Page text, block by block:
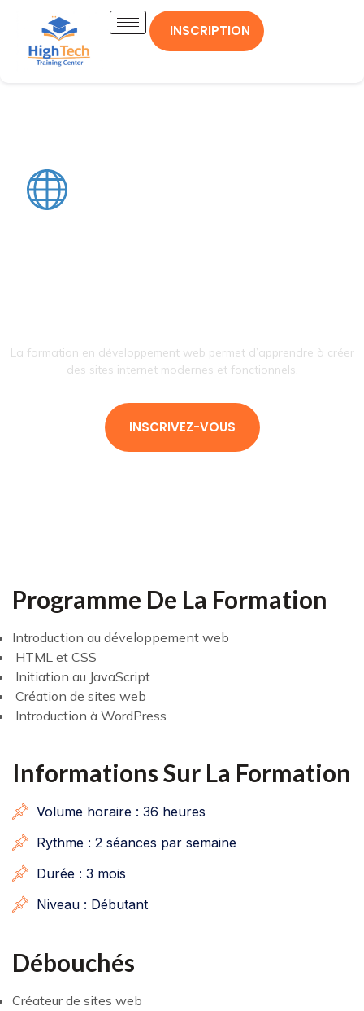
INSCRIPTION
La formation en développement web permet d’apprendre à créer
des sites internet modernes et fonctionnels.
INSCRIVEZ-VOUS
Programme De La Formation
Introduction au développement web
HTML et CSS
Initiation au JavaScript
Création de sites web
Introduction à WordPress
Informations Sur La Formation
Volume horaire : 36 heures
Rythme : 2 séances par semaine
Durée : 3 mois
Niveau : Débutant
Débouchés
Créateur de sites web